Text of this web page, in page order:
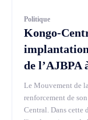
Politique
Kongo-
de l’AJBPA
Le Mouvement de
renforcement de
Central. Dans cette